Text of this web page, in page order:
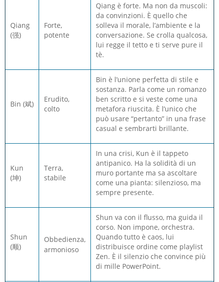
Qiang
(强)
Forte,
potente
Qiang è forte. Ma non da muscoli:
da convinzioni. È quello che
solleva il morale, l’ambiente e la
conversazione. Se crolla qualcosa,
lui regge il tetto e ti serve pure il
tè.
Bin (斌)
Erudito,
colto
Bin è l’unione perfetta di stile e
sostanza. Parla come un romanzo
ben scritto e si veste come una
metafora riuscita. È l’unico che
può usare “pertanto” in una frase
casual e sembrarti brillante.
Kun
(坤)
Terra,
stabile
In una crisi, Kun è il tappeto
antipanico. Ha la solidità di un
muro portante ma sa ascoltare
come una pianta: silenzioso, ma
sempre presente.
Shun
(顺)
Obbedienza,
armonioso
Shun va con il flusso, ma guida il
corso. Non impone, orchestra.
Quando tutto è caos, lui
distribuisce ordine come playlist
Zen. È il silenzio che convince più
di mille PowerPoint.